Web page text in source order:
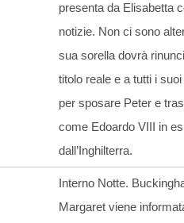
presenta da Elisabetta
notizie. Non ci sono
sua sorella dovrà
titolo reale e a tutti i
per sposare Peter e
come Edoardo VIII in
dall’Inghilterra.
Interno Notte.
Margaret viene